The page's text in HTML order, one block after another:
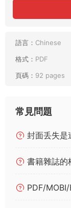
語言： Chinese
格式： PDF
頁碼： 92 pages
常見問題
封面丢失是
書籍雜誌的
PDF/